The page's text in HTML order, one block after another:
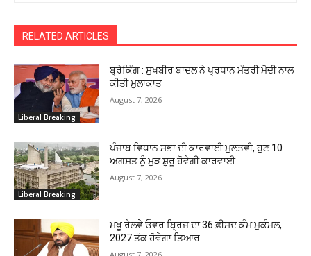
RELATED ARTICLES
Liberal Breaking
ਬ੍ਰੇਕਿੰਗ : ਸੁਖਬੀਰ ਬਾਦਲ ਨੇ ਪ੍ਰਧਾਨ ਮੰਤਰੀ ਮੋਦੀ ਨਾਲ
ਕੀਤੀ ਮੁਲਾਕਾਤ
August 7, 2026
Liberal Breaking
ਪੰਜਾਬ ਵਿਧਾਨ ਸਭਾ ਦੀ ਕਾਰਵਾਈ ਮੁਲਤਵੀ, ਹੁਣ 10
ਅਗਸਤ ਨੂੰ ਮੁੜ ਸ਼ੁਰੂ ਹੋਵੇਗੀ ਕਾਰਵਾਈ
August 7, 2026
ਮਖੂ ਰੇਲਵੇ ਓਵਰ ਬ੍ਰਿਜ ਦਾ 36 ਫ਼ੀਸਦ ਕੰਮ ਮੁਕੰਮਲ,
2027 ਤੱਕ ਹੋਵੇਗਾ ਤਿਆਰ